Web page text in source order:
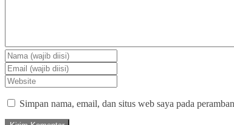
Simpan nama, email, dan situs web saya pada